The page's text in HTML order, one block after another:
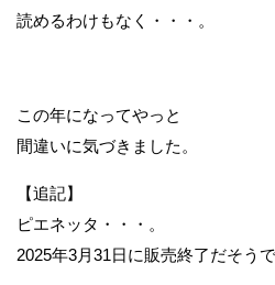
読めるわけもなく・・・。
この年になってやっと
間違いに気づきました。
【追記】
ピエネッタ・・・。
2025年3月31日に販売終了だそう